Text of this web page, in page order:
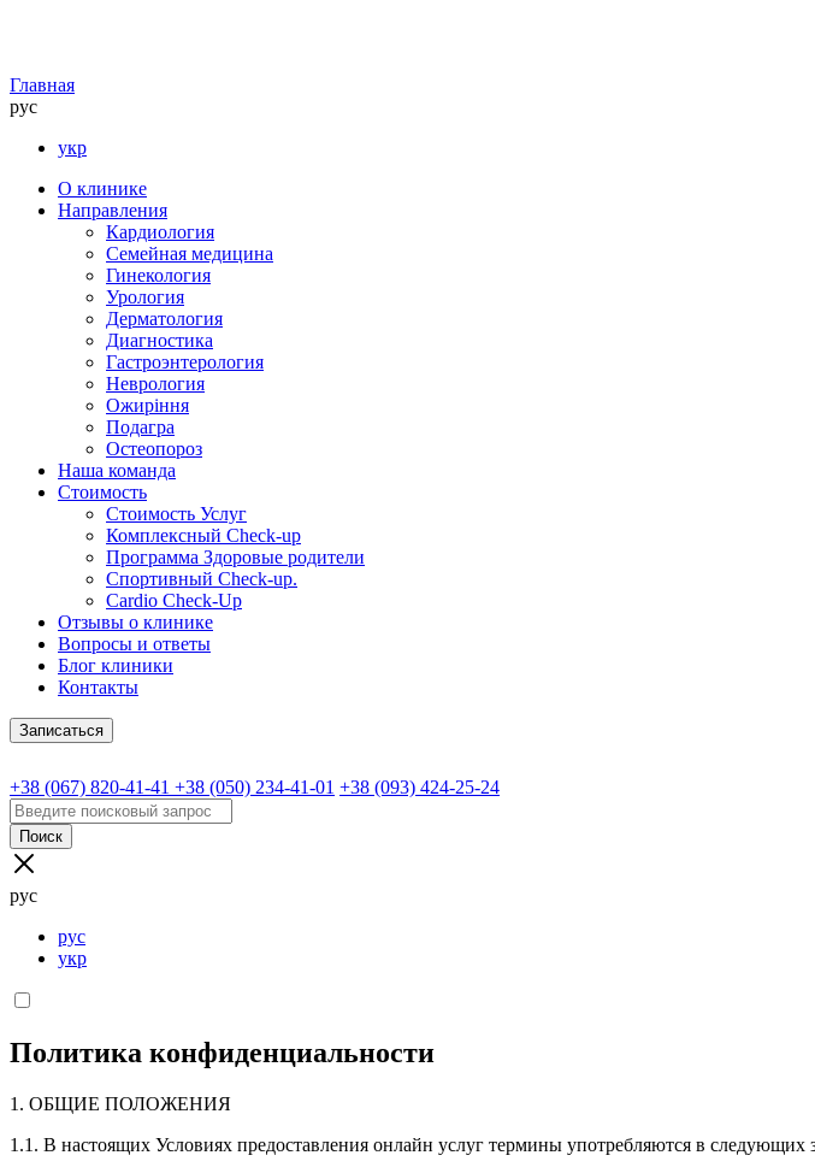
Главная
рус
укр
О клинике
Направления
Кардиология
Семейная медицина
Гинекология
Урология
Дерматология
Диагностика
Гастроэнтерология
Неврология
Ожиріння
Подагра
Остеопороз
Наша команда
Стоимость
Стоимость Услуг
Комплексный Check-up
Программа Здоровые родители
Спортивный Check-up.
Cardio Check-Up
Отзывы о клинике
Вопросы и ответы
Блог клиники
Контакты
Записаться
+38 (067) 820-41-41 +38 (050) 234-41-01 +38 (093) 424-25-24
Поиск
рус
рус
укр
Политика конфиденциальности
1. ОБЩИЕ ПОЛОЖЕНИЯ
1.1. В настоящих Условиях предоставления онлайн услуг термины употребляются в следующих